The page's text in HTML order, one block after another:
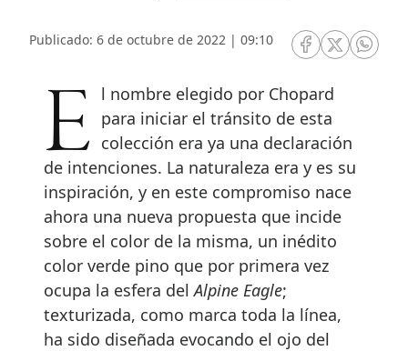
Publicado: 6 de octubre de 2022 | 09:10
RRSS Facebook
RRSSRRSS
El nombre elegido por Chopard para iniciar el tránsito de esta
colección era ya una declaración
de intenciones. La naturaleza era y es su
inspiración, y en este compromiso nace
ahora una nueva propuesta que incide
sobre el color de la misma, un inédito
color verde pino que por primera vez
ocupa la esfera delAlpine Eagle;
texturizada, como marca toda la línea,
ha sido diseñada evocando el ojo del